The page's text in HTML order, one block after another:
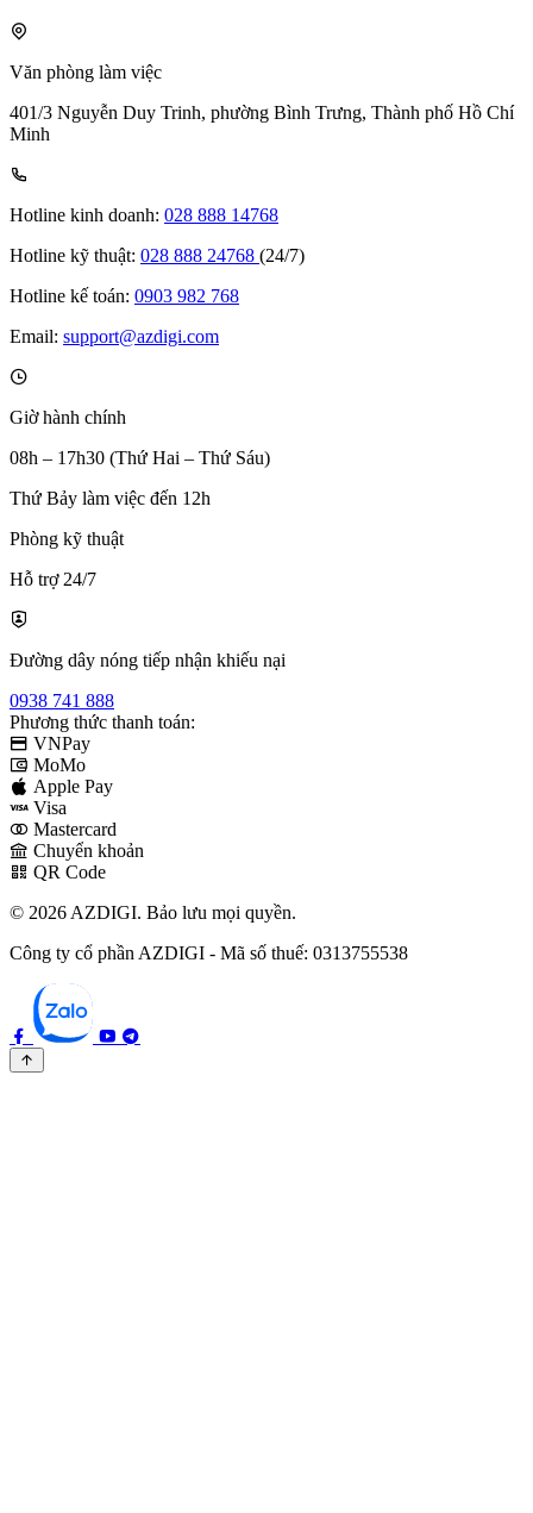
Văn phòng làm việc
401/3 Nguyễn Duy Trinh, phường Bình Trưng, Thành phố Hồ Chí
Minh
Hotline kinh doanh: 028 888 14768
Hotline kỹ thuật: 028 888 24768 (24/7)
Hotline kế toán: 0903 982 768
Email: support@azdigi.com
Giờ hành chính
08h – 17h30 (Thứ Hai – Thứ Sáu)
Thứ Bảy làm việc đến 12h
Phòng kỹ thuật
Hỗ trợ 24/7
Đường dây nóng tiếp nhận khiếu nại
0938 741 888
Phương thức thanh toán:
VNPay
MoMo
Apple Pay
Visa
Mastercard
Chuyển khoản
QR Code
© 2026 AZDIGI. Bảo lưu mọi quyền.
Công ty cổ phần AZDIGI - Mã số thuế: 0313755538